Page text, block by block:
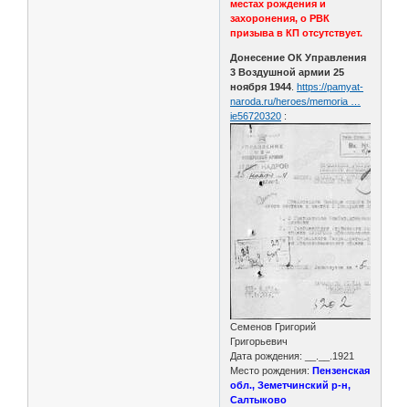
местах рождения и
захоронения, о РВК
призыва в КП отсутствует.
Донесение ОК Управления
3 Воздушной армии 25
ноября 1944 .https://pamyat-
naroda.ru/heroes/memoria …
ie56720320 :
Семенов Григорий
Григорьевич
Дата рождения: __.__.1921
Место рождения:Пензенская
обл., Земетчинский р-н,
Салтыково